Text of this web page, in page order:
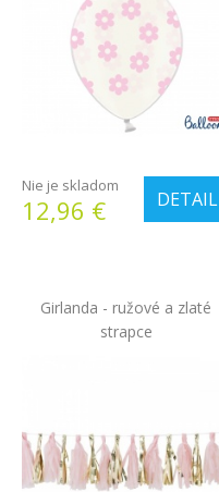
DETAIL
Nie je skladom
12,96 €
Girlanda - ružové a zlaté
strapce